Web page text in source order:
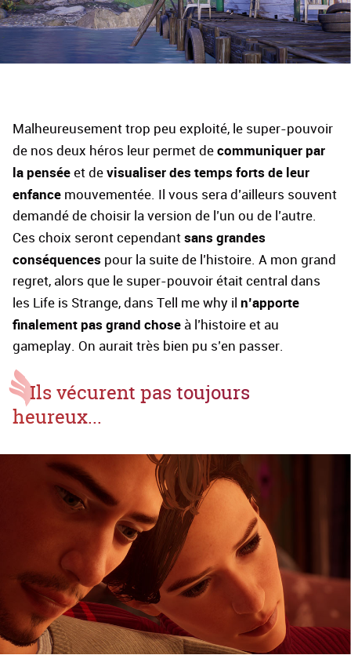
Malheureusement trop peu exploité, le super-pouvoir
de nos deux héros leur permet de communiquer par
la pensée et de visualiser des temps forts de leur
enfance mouvementée. Il vous sera d’ailleurs souvent
demandé de choisir la version de l’un ou de l’autre.
Ces choix seront cependant sans grandes
conséquences pour la suite de l’histoire. A mon grand
regret, alors que le super-pouvoir était central dans
les Life is Strange, dans Tell me why il n’apporte
finalement pas grand chose à l’histoire et au
gameplay. On aurait très bien pu s’en passer.
Ils vécurent pas toujours
heureux...